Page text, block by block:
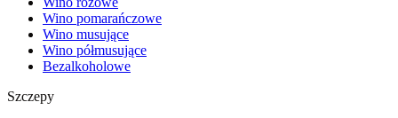
Wino pomarańczowe
Wino musujące
Wino półmusujące
Bezalkoholowe
Szczepy